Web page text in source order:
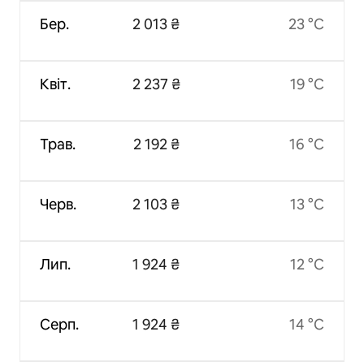
Бер.
Квіт.
Трав.
Черв.
Лип.
Серп.
2 013 ₴
2 237 ₴
2 192 ₴
2 103 ₴
1 924 ₴
1 924 ₴
23 °C
19 °C
16 °C
13 °C
12 °C
14 °C